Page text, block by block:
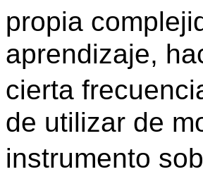
propia
aprendizaje,
cierta
de utilizar de
instrumento